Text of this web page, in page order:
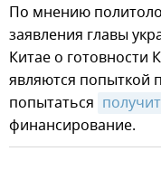
По мнению
заявления главы
Китае о готовности
являются попыткой
попытаться
финансирование.